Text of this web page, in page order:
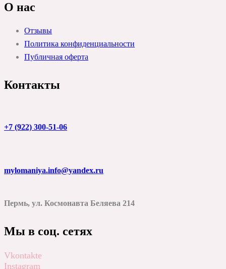
О нас
Отзывы
Политика конфиденциальности
Публичная оферта
Контакты
+7 (922) 300-51-06
mylomaniya.info@yandex.ru
Пермь, ул. Космонавта Беляева 214
Мы в соц. сетях
Vkontakte
Instagram